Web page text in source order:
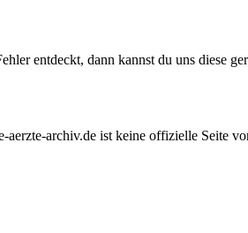
entdeckt, dann kannst du uns diese
archiv.de ist keine offizielle Seite